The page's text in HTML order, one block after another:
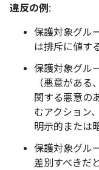
違反の例:
保護対象グル
は排斥に値す
保護対象グル
（悪意があ
関する悪意の
むアクション
明示的または
保護対象グル
差別すべきだ